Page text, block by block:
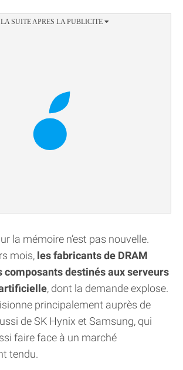
la mémoire n’est pas nouvelle.
mois, les fabricants de DRAM
destinés aux serveurs
, dont la demande explose.
principalement auprès de
de SK Hynix et Samsung, qui
faire face à un marché
tendu.